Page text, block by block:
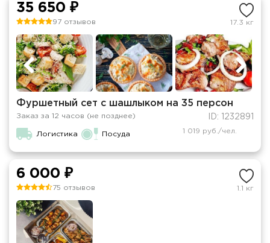
35 650 ₽
97 отзывов 17.3 кг
Фуршетный сет с шашлыком на 35 персон
Заказ за 12 часов (не позднее) ID: 1232891
Логистика Посуда 1 019 руб./чел.
6 000 ₽
75 отзывов 1.1 кг